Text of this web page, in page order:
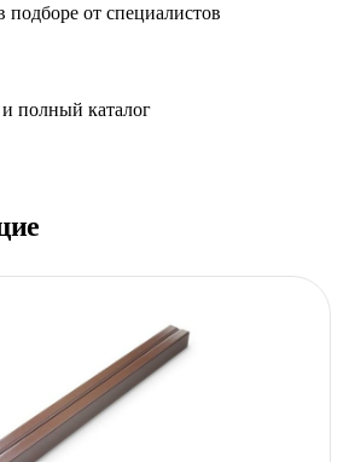
от специалистов
полный каталог